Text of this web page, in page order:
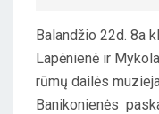
S
T
E
Balandžio 22d. 8a
Lapėnienė ir
rūmų dailės
Banikonienės